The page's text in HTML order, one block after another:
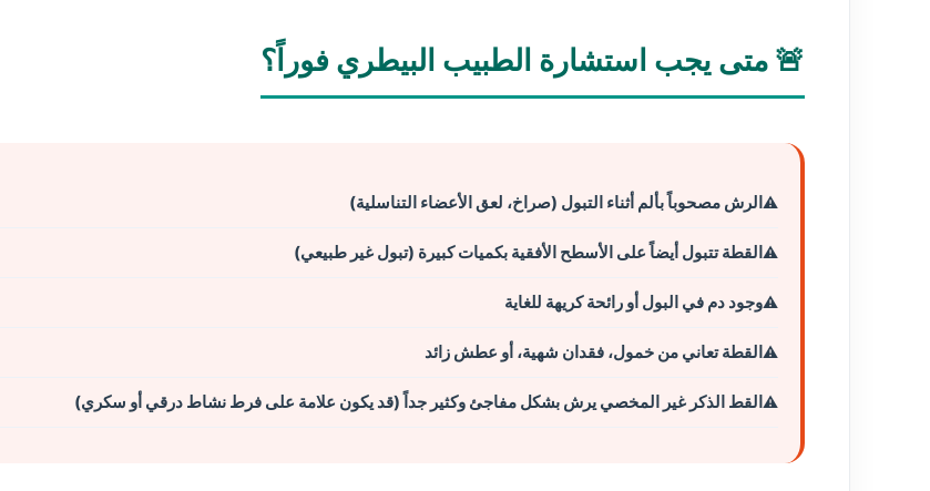
🚨 متى يجب استشارة الطبيب البيطري فوراً؟
الرش مصحوباً بألم أثناء التبول (صراخ، لعق الأعضاء التناسلية)
القطة تتبول أيضاً على الأسطح الأفقية بكميات كبيرة (تبول غير طبيعي)
وجود دم في البول أو رائحة كريهة للغاية
القطة تعاني من خمول، فقدان شهية، أو عطش زائد
القط الذكر غير المخصي يرش بشكل مفاجئ وكثير جداً (قد يكون علامة على فرط نشاط درقي أو سكري)